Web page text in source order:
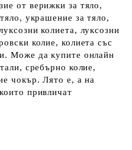
от верижки за тяло,
украшение за тяло,
колиета, луксозни
колие, колиета със
Може да купите онлайн
сребърно колие,
чокър. Лято е, а на
привличат